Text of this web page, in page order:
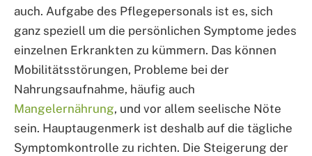
auch. Aufgabe des Pflegepersonals ist es, sich
ganz speziell um die persönlichen Symptome jedes
einzelnen Erkrankten zu kümmern. Das können
Mobilitätsstörungen, Probleme bei der
Nahrungsaufnahme, häufig auch
Mangelernährung, und vor allem seelische Nöte
sein. Hauptaugenmerk ist deshalb auf die tägliche
Symptomkontrolle zu richten. Die Steigerung der